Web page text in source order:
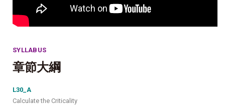
SYLLABUS
章節大綱
L30_A
Calculate the Criticality